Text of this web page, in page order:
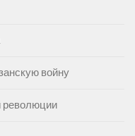
войну
революции